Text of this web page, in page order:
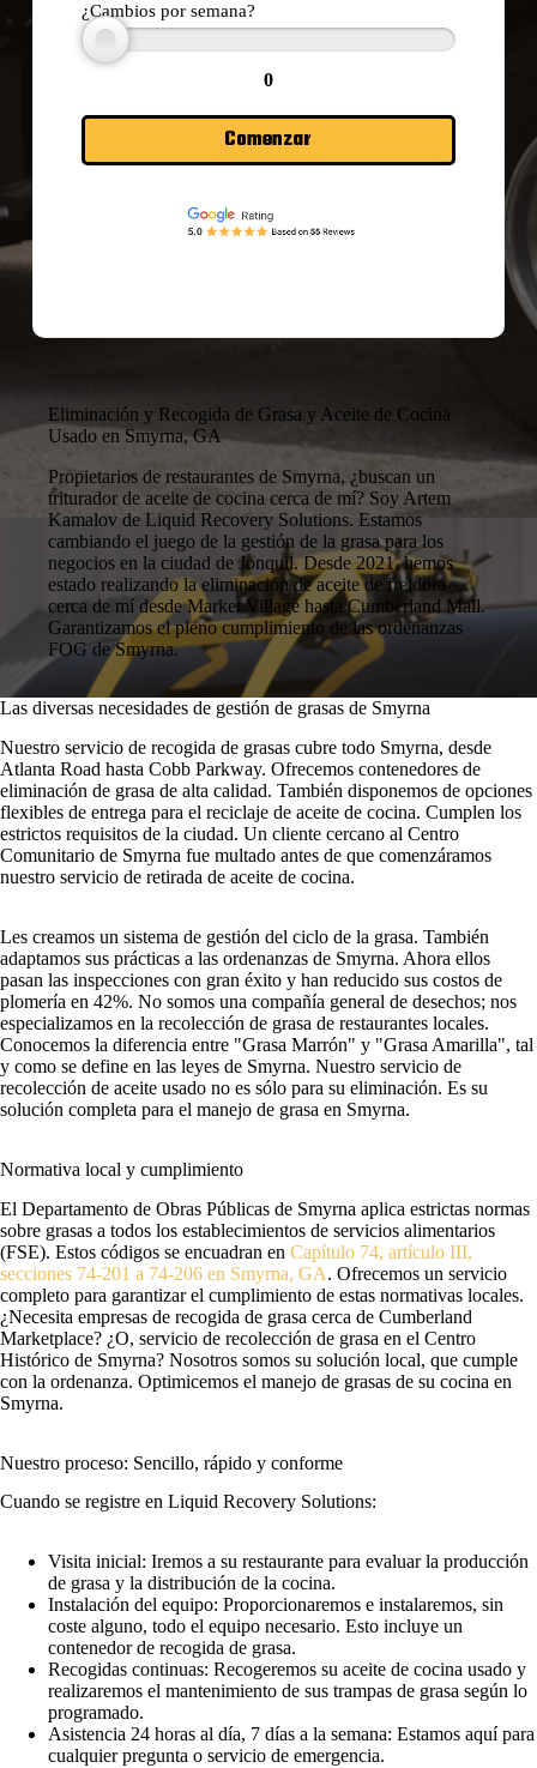
Eliminación y Recogida de Grasa y Aceite de Cocina
Usado en Smyrna, GA
Propietarios de restaurantes de Smyrna, ¿buscan un
triturador de aceite de cocina cerca de mí? Soy Artem
Kamalov de Liquid Recovery Solutions. Estamos
cambiando el juego de la gestión de la grasa para los
negocios en la ciudad de Jonquil. Desde 2021, hemos
estado realizando la eliminación de aceite de freidora
cerca de mí desde Market Village hasta Cumberland Mall.
Garantizamos el pleno cumplimiento de las ordenanzas
FOG de Smyrna.
¿Cambios por semana?
0
Comenzar
Las diversas necesidades de gestión de grasas de Smyrna
Nuestro servicio de recogida de grasas cubre todo Smyrna, desde
Atlanta Road hasta Cobb Parkway. Ofrecemos contenedores de
eliminación de grasa de alta calidad. También disponemos de opciones
flexibles de entrega para el reciclaje de aceite de cocina. Cumplen los
estrictos requisitos de la ciudad. Un cliente cercano al Centro
Comunitario de Smyrna fue multado antes de que comenzáramos
nuestro servicio de retirada de aceite de cocina.
Les creamos un sistema de gestión del ciclo de la grasa. También
adaptamos sus prácticas a las ordenanzas de Smyrna. Ahora ellos
pasan las inspecciones con gran éxito y han reducido sus costos de
plomería en 42%. No somos una compañía general de desechos; nos
especializamos en la recolección de grasa de restaurantes locales.
Conocemos la diferencia entre "Grasa Marrón" y "Grasa Amarilla", tal
y como se define en las leyes de Smyrna. Nuestro servicio de
recolección de aceite usado no es sólo para su eliminación. Es su
solución completa para el manejo de grasa en Smyrna.
Normativa local y cumplimiento
El Departamento de Obras Públicas de Smyrna aplica estrictas normas
sobre grasas a todos los establecimientos de servicios alimentarios
(FSE). Estos códigos se encuadran en Capítulo 74, artículo III,
secciones 74-201 a 74-206 en Smyrna, GA. Ofrecemos un servicio
completo para garantizar el cumplimiento de estas normativas locales.
¿Necesita empresas de recogida de grasa cerca de Cumberland
Marketplace? ¿O, servicio de recolección de grasa en el Centro
Histórico de Smyrna? Nosotros somos su solución local, que cumple
con la ordenanza. Optimicemos el manejo de grasas de su cocina en
Smyrna.
Nuestro proceso: Sencillo, rápido y conforme
Cuando se registre en Liquid Recovery Solutions:
Visita inicial: Iremos a su restaurante para evaluar la producción
de grasa y la distribución de la cocina.
Instalación del equipo: Proporcionaremos e instalaremos, sin
coste alguno, todo el equipo necesario. Esto incluye un
contenedor de recogida de grasa.
Recogidas continuas: Recogeremos su aceite de cocina usado y
realizaremos el mantenimiento de sus trampas de grasa según lo
programado.
Asistencia 24 horas al día, 7 días a la semana: Estamos aquí para
cualquier pregunta o servicio de emergencia.